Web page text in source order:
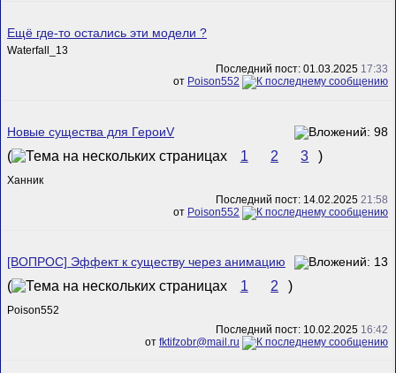
Ещё где-то остались эти модели ?
Waterfall_13
Последний пост: 01.03.2025 17:33
от Poison552
Новые существа для ГероиV
( 1 2 3 )
Ханник
Последний пост: 14.02.2025 21:58
от Poison552
[ВОПРОС] Эффект к существу через анимацию
( 1 2 )
Poison552
Последний пост: 10.02.2025 16:42
от fktifzobr@mail.ru